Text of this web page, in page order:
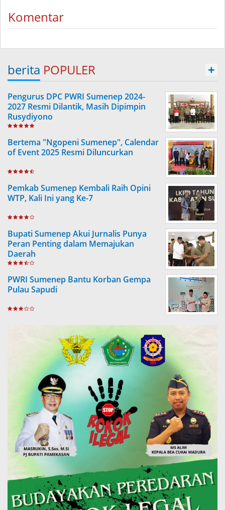
Komentar
berita POPULER +
Pengurus DPC PWRI Sumenep 2024-
2027 Resmi Dilantik, Masih Dipimpin
Rusydiyono
Bertema "Ngopeni Sumenep", Calendar
of Event 2025 Resmi Diluncurkan
Pemkab Sumenep Kembali Raih Opini
WTP, Kali Ini yang Ke-7
Bupati Sumenep Akui Jurnalis Punya
Peran Penting dalam Memajukan
Daerah
PWRI Sumenep Bantu Korban Gempa
Pulau Sapudi